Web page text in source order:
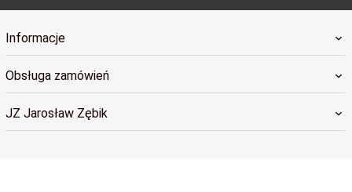
Informacje
Obsługa zamówień
JZ Jarosław Zębik